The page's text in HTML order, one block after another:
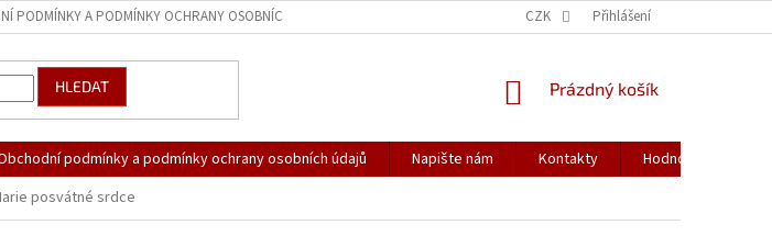
PODMÍNKY A PODMÍNKY OCHRANY OSOBNÍCH ÚDAJŮ CZK Přihlášení
HLEDAT
NÁKUPNÍ
Prázdný košík
podmínky a podmínky ochrany osobních údajů Napište nám Kontakty
Hodnocení
posvátné srdce